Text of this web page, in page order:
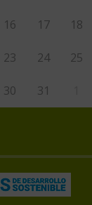
16 17 18
23 24 25
30 31